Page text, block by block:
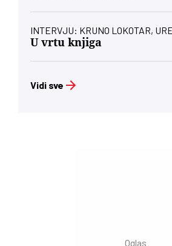
INTERVJU: KRUNO LOKOTAR,
U vrtu knjiga
Vidi sve